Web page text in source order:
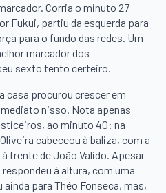
Corria o minuto 27
Fukui, partiu da esquerda para
para o fundo das redes. Um
marcador dos
sexto tento certeiro.
casa procurou crescer em
nisso. Nota apenas
ao minuto 40: na
cabeceou à baliza, com a
frente de João Valido. Apesar
à altura, com uma
para Théo Fonseca, mas,